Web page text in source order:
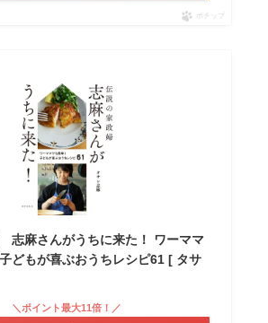
ポチップ
志麻さんがうちに来た！ ワーママ
どもが喜ぶおうちレシピ61 [ タサ
＼ポイント最大11倍！／